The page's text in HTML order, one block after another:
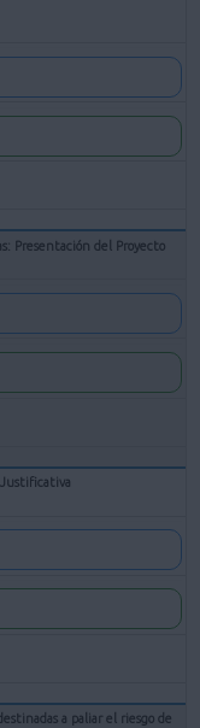
Presentación del Proyecto
a paliar el riesgo de